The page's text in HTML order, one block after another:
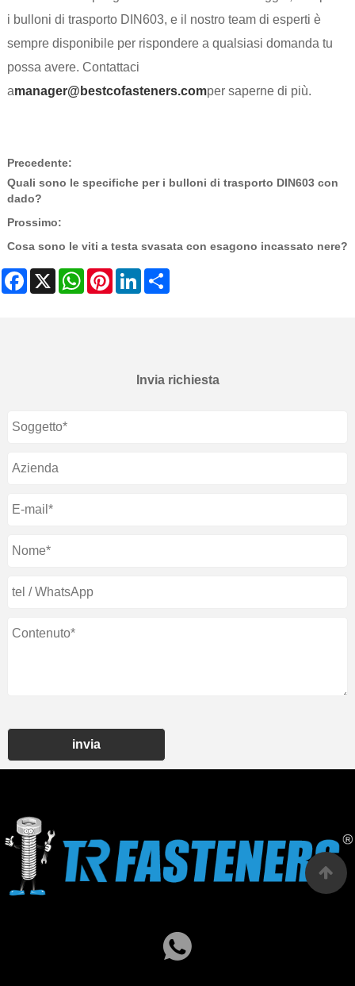
i bulloni di trasporto DIN603, e il nostro team di esperti è
sempre disponibile per rispondere a qualsiasi domanda tu
possa avere. Contattaci
amanager@bestcofasteners.comper saperne di più.
Precedente:
Quali sono le specifiche per i bulloni di trasporto DIN603 con
dado?
Prossimo:
Cosa sono le viti a testa svasata con esagono incassato nere?
Facebook
X WhatsAppPinterestLinkedIn
Invia richiesta
invia